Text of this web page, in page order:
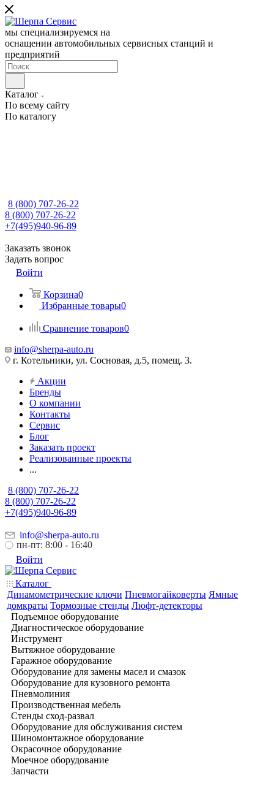
мы специализируемся на
оснащении автомобильных сервисных станций и
предприятий
Каталог
По всему сайту
По каталогу
8 (800) 707-26-22
8 (800) 707-26-22
+7(495)940-96-89
Заказать звонок
Задать вопрос
Войти
Корзина0
Избранные товары0
Сравнение товаров0
info@sherpa-auto.ru
г. Котельники, ул. Сосновая, д.5, помещ. 3.
Акции
Бренды
О компании
Контакты
Сервис
Блог
Заказать проект
Реализованные проекты
...
8 (800) 707-26-22
8 (800) 707-26-22
+7(495)940-96-89
info@sherpa-auto.ru
пн-пт: 8:00 - 16:40
Войти
Каталог
Динамометрические ключи Пневмогайковерты Ямные
домкраты Тормозные стенды Люфт-детекторы
Подъемное оборудование
Диагностическое оборудование
Инструмент
Вытяжное оборудование
Гаражное оборудование
Оборудование для замены масел и смазок
Оборудование для кузовного ремонта
Пневмолиния
Производственная мебель
Стенды сход-развал
Оборудование для обслуживания систем
Шиномонтажное оборудование
Окрасочное оборудование
Моечное оборудование
Запчасти